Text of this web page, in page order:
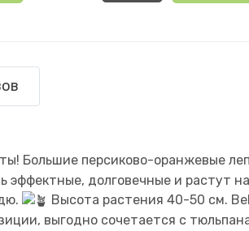
Большие персиково-оранжевые
долговечные и растут
Высота растения 40-50 см.
выгодно сочетается с